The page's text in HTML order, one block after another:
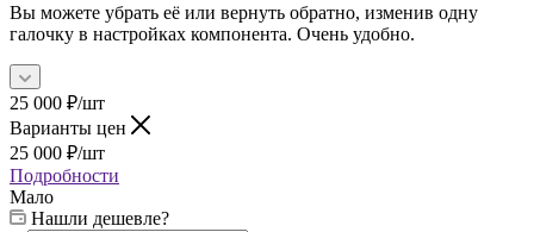
Вы можете убрать её или вернуть обратно, изменив одну
галочку в настройках компонента. Очень удобно.
25 000 ₽/шт
Варианты цен
25 000 ₽/шт
Подробности
Мало
Нашли дешевле?